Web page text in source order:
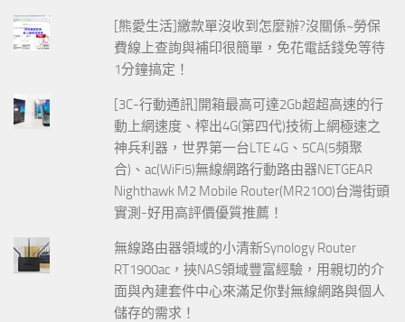
[熊愛生活]繳款單沒收到怎麼辦?沒關係~勞保
費線上查詢與補印很簡單，免花電話錢免等待
1分鐘搞定！
[3C-行動通訊]開箱最高可達2Gb超超高速的行
動上網速度、榨出4G(第四代)技術上網極速之
神兵利器，世界第一台LTE 4G、5CA(5頻聚
合)、ac(WiFi5)無線網路行動路由器NETGEAR
Nighthawk M2 Mobile Router(MR2100)台灣街頭
實測-好用高評價優質推薦！
無線路由器領域的小清新Synology Router
RT1900ac，挾NAS領域豐富經驗，用親切的介
面與內建套件中心來滿足你對無線網路與個人
儲存的需求！